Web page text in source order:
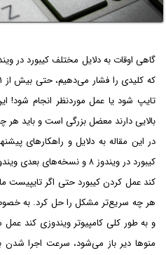
گاهی اوقات به دلایل مختلف کیبورد در
تایپ شود یا عمل موردنظر انجام شود!
بالایی دارند معضل بزرگی است و باید
در این مقاله به دلایل و راهکارهای
کیبورد در ویندوز ۸ و نسخه‌های بعدی ویندوز می‌پردازیم.
کند عمل کردن کیبورد حتی اگر تایپیست
هر چه سریع‌تر مشکل را حل کرد. به
و به طور کلی کامپیوتر ویندوزی کند عمل
منوها دیر باز می‌شود، سرعت اجرا شدن